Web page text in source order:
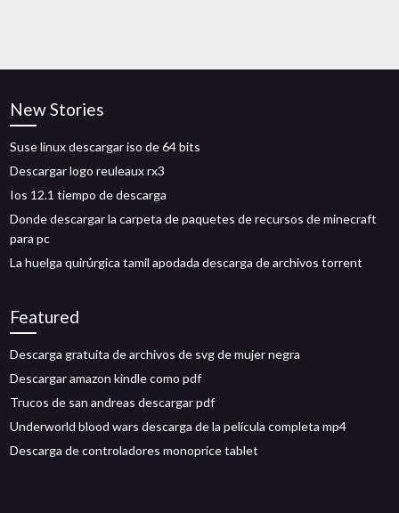
New Stories
Suse linux descargar iso de 64 bits
Descargar logo reuleaux rx3
Ios 12.1 tiempo de descarga
Donde descargar la carpeta de paquetes de recursos de minecraft
para pc
La huelga quirúrgica tamil apodada descarga de archivos torrent
Featured
Descarga gratuita de archivos de svg de mujer negra
Descargar amazon kindle como pdf
Trucos de san andreas descargar pdf
Underworld blood wars descarga de la película completa mp4
Descarga de controladores monoprice tablet